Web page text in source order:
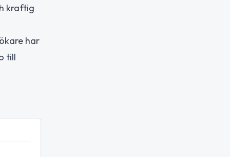
kraftig
har
till